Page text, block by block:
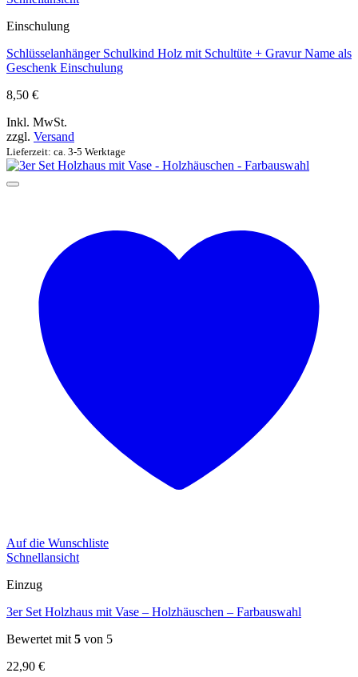
Einschulung
Schlüsselanhänger Schulkind Holz mit Schultüte + Gravur Name als
Geschenk Einschulung
8,50 €
Inkl. MwSt.
zzgl. Versand
Lieferzeit: ca. 3-5 Werktage
Auf die Wunschliste
Schnellansicht
Einzug
3er Set Holzhaus mit Vase – Holzhäuschen – Farbauswahl
Bewertet mit 5 von 5
22,90 €